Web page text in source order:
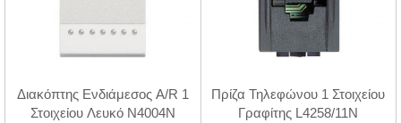
Διακόπτης Ενδιάμεσος A/R 1
Στοιχείου Λευκό N4004N
Πρίζα Τηλεφώνου 1 Στοιχείου
Γραφίτης L4258/11N